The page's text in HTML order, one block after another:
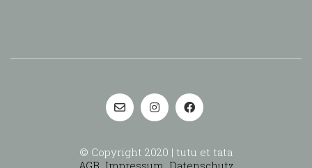
© Copyright 2020 | tutu et tata